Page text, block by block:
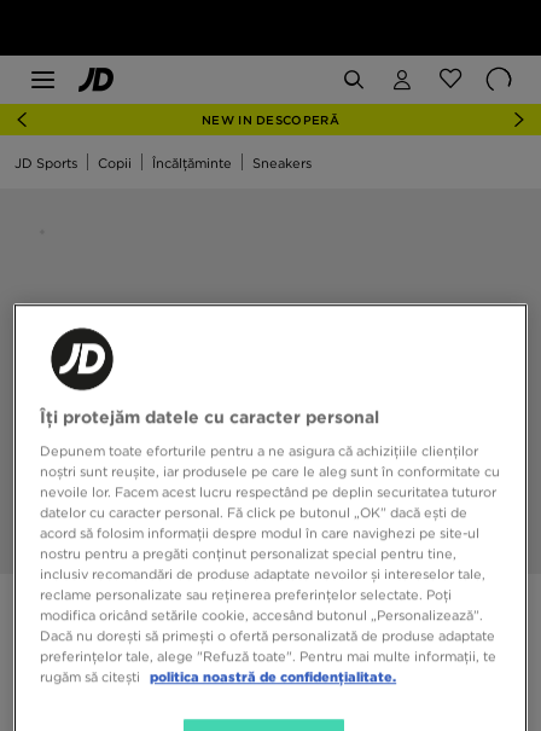
NEW IN DESCOPERĂ
JD Sports Copii Încălțăminte Sneakers
NIKE DUNK LOW
299,99 RON
Îți protejăm datele cu caracter personal
Depunem toate eforturile pentru a ne asigura că achizițiile clienților
noștri sunt reușite, iar produsele pe care le aleg sunt în conformitate cu
nevoile lor. Facem acest lucru respectând pe deplin securitatea tuturor
datelor cu caracter personal. Fă click pe butonul „OK” dacă ești de
acord să folosim informații despre modul în care navighezi pe site-ul
nostru pentru a pregăti conținut personalizat special pentru tine,
inclusiv recomandări de produse adaptate nevoilor și intereselor tale,
reclame personalizate sau reținerea preferințelor selectate. Poți
modifica oricând setările cookie, accesând butonul „Personalizează”.
Dacă nu dorești să primești o ofertă personalizată de produse adaptate
preferințelor tale, alege "Refuză toate". Pentru mai multe informații, te
rugăm să citești
politica noastră de confidențialitate.